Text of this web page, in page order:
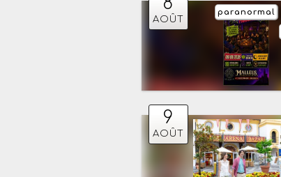
AOÛT
paranormal
9
AOÛT